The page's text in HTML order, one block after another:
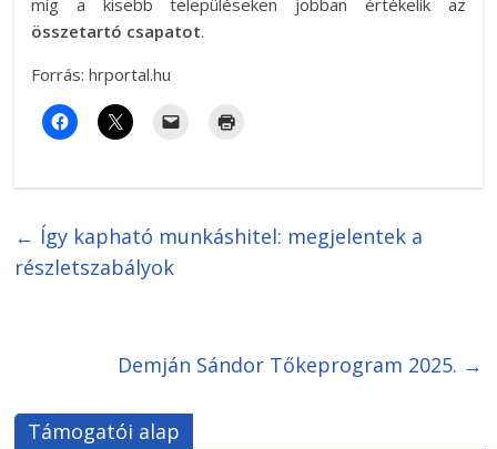
míg a kisebb településeken jobban értékelik az
összetartó csapatot.
Forrás: hrportal.hu
← Így kapható munkáshitel: megjelentek a
részletszabályok
Demján Sándor Tőkeprogram 2025. →
Támogatói alap